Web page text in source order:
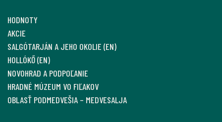
HODNOTY
AKCIE
SALGÓTARJÁN A JEHO OKOLIE (EN)
HOLLÓKŐ (EN)
NOVOHRAD A PODPOĽANIE
HRADNÉ MÚZEUM VO FIĽAKOV
OBLASŤ PODMEDVEŠIA – MEDVESALJA